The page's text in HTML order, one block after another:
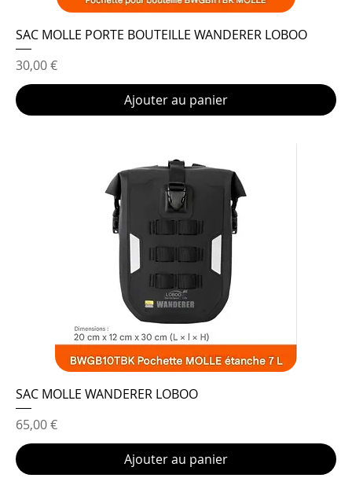
SAC MOLLE PORTE BOUTEILLE WANDERER LOBOO
Prix
30,00 €
Ajouter au panier
SAC MOLLE WANDERER LOBOO
Prix
65,00 €
Ajouter au panier